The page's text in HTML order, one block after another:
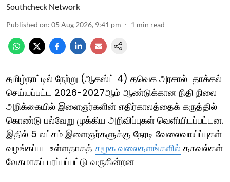
Southcheck Network
Published on: 05 Aug 2026, 9:41 pm 1 min read
தமிழ்நாட்டில் நேற்று (ஆகஸ்ட் 4) தவெக அரசால் தாக்கல்
செய்யப்பட்ட 2026-2027ஆம் ஆண்டுக்கான நிதி நிலை
அறிக்கையில் இளைஞர்களின் எதிர்காலத்தைக் கருத்தில்
கொண்டு பல்வேறு முக்கிய அறிவிப்புகள் வெளியிடப்பட்டன.
இதில் 5 லட்சம் இளைஞர்களுக்கு நேரடி வேலைவாய்ப்புகள்
வழங்கப்பட உள்ளதாகத் சமூக வலைதளங்களில் தகவல்கள்
வேகமாகப் பரப்பப்பட்டு வருகின்றன